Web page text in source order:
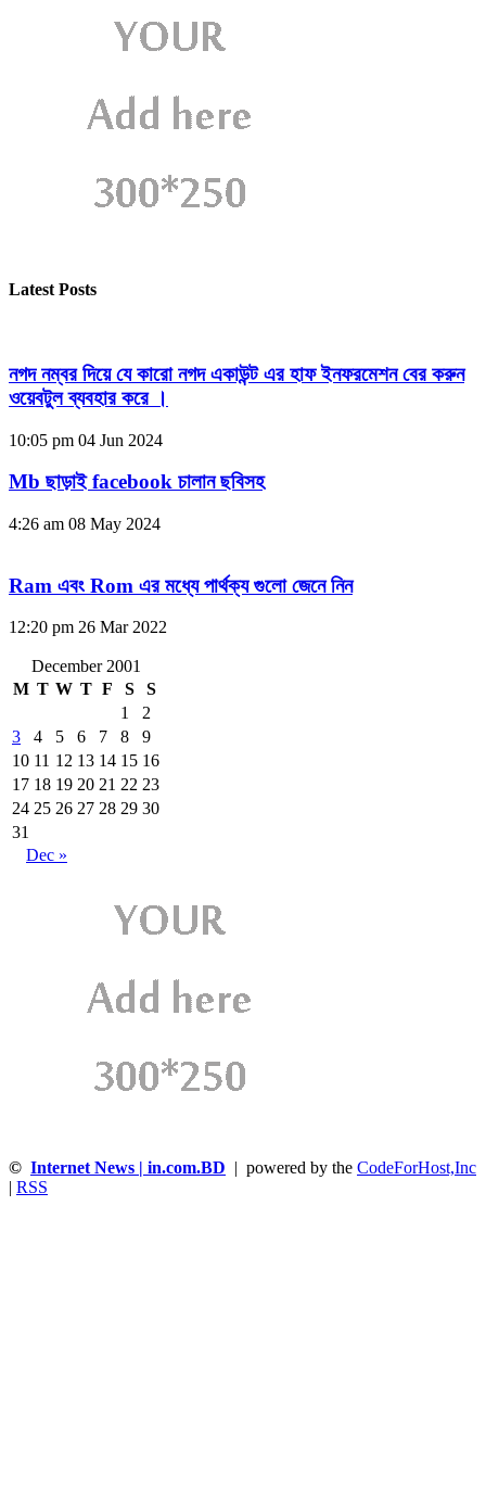
Latest Posts
নগদ নম্বর দিয়ে যে কারো নগদ একাউন্ট এর হাফ ইনফরমেশন বের করুন
ওয়েবটুল ব্যবহার করে ।
10:05 pm 04 Jun 2024
Mb ছাড়াই facebook চালান ছবিসহ
4:26 am 08 May 2024
Ram এবং Rom এর মধ্যে পার্থক্য গুলো জেনে নিন
12:20 pm 26 Mar 2022
December 2001
M T W T F S
S
1
2
3
4 5 6 7 8
9
10 11 12 13 14 15 16
17 18 19 20 21 22 23
24 25 26 27 28 29 30
31
Dec »
© Internet News | in.com.BD | powered by the CodeForHost,Inc
RSS